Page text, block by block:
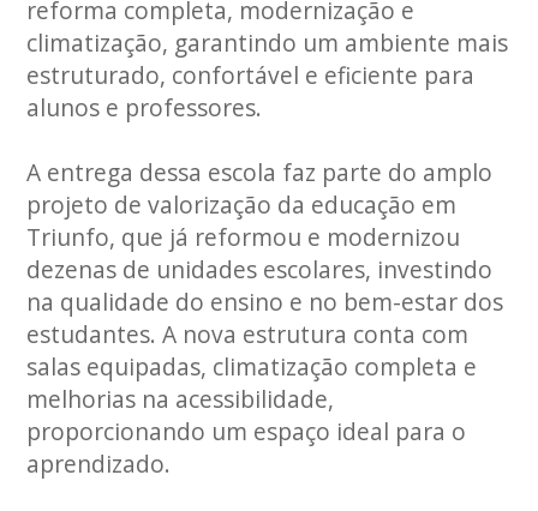
reforma completa, modernização e
climatização, garantindo um ambiente mais
estruturado, confortável e eficiente para
alunos e professores.
A entrega dessa escola faz parte do amplo
projeto de valorização da educação em
Triunfo, que já reformou e modernizou
dezenas de unidades escolares, investindo
na qualidade do ensino e no bem-estar dos
estudantes. A nova estrutura conta com
salas equipadas, climatização completa e
melhorias na acessibilidade,
proporcionando um espaço ideal para o
aprendizado.